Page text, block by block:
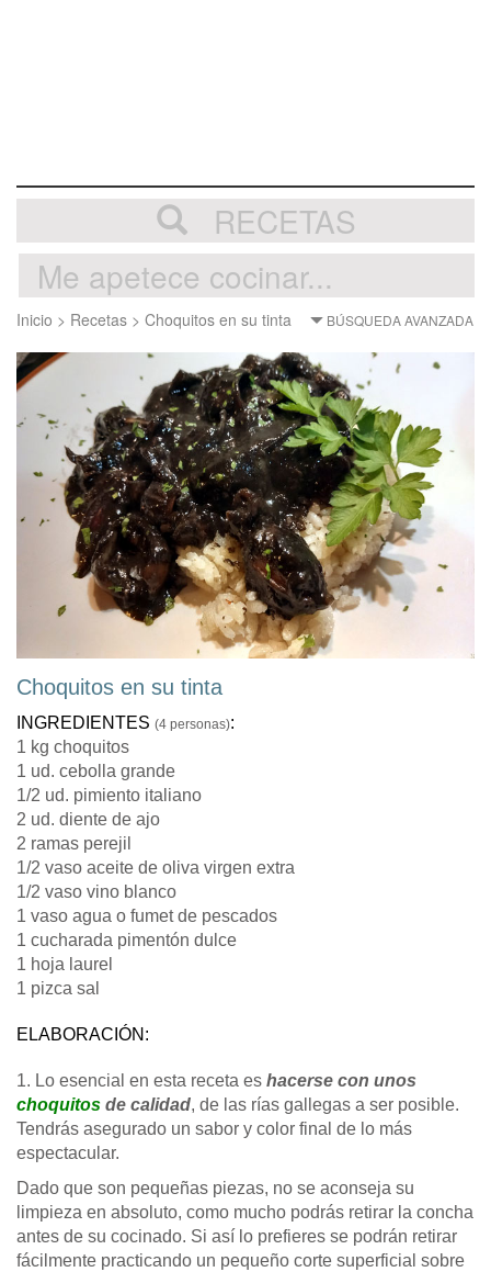
RECETAS
Inicio > Recetas > Choquitos en su tinta BÚSQUEDA AVANZADA
Choquitos en su tinta
INGREDIENTES (4 personas):
1 kg choquitos
1 ud. cebolla grande
1/2 ud. pimiento italiano
2 ud. diente de ajo
2 ramas perejil
1/2 vaso aceite de oliva virgen extra
1/2 vaso vino blanco
1 vaso agua o fumet de pescados
1 cucharada pimentón dulce
1 hoja laurel
1 pizca sal
ELABORACIÓN:
1. Lo esencial en esta receta es hacerse con unos
choquitos de calidad, de las rías gallegas a ser posible.
Tendrás asegurado un sabor y color final de lo más
espectacular.
Dado que son pequeñas piezas, no se aconseja su
limpieza en absoluto, como mucho podrás retirar la concha
antes de su cocinado. Si así lo prefieres se podrán retirar
fácilmente practicando un pequeño corte superficial sobre